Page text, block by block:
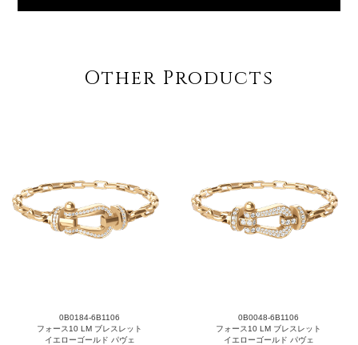
Other Products
0B0184-6B1106
フォース10 LM ブレスレット
イエローゴールド パヴェ
0B0048-6B1106
フォース10 LM ブレスレット
イエローゴールド パヴェ